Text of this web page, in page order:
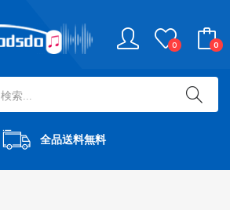
0 0
全品送料無料